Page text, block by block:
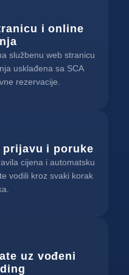
i online
službenu web stranicu
usklađena sa SCA
rezervacije.
i poruke
cijena i automatsku
vodili kroz svaki korak
uz vođeni